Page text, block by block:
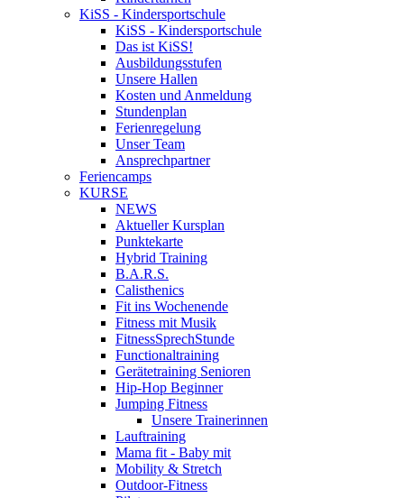
KiSS - Kindersportschule
KiSS - Kindersportschule
Das ist KiSS!
Ausbildungsstufen
Unsere Hallen
Kosten und Anmeldung
Stundenplan
Ferienregelung
Unser Team
Ansprechpartner
Feriencamps
KURSE
NEWS
Aktueller Kursplan
Punktekarte
Hybrid Training
B.A.R.S.
Calisthenics
Fit ins Wochenende
Fitness mit Musik
FitnessSprechStunde
Functionaltraining
Gerätetraining Senioren
Hip-Hop Beginner
Jumping Fitness
Unsere Trainerinnen
Lauftraining
Mama fit - Baby mit
Mobility & Stretch
Outdoor-Fitness